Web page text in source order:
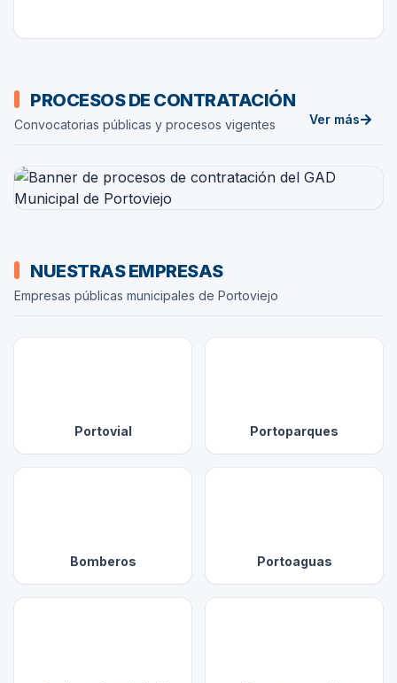
Procesos de contratación
PROCESOS DE CONTRATACIÓN
Convocatorias públicas y procesos vigentes Ver más
de Procesos
Nuestras empresas
NUESTRAS EMPRESAS
Empresas públicas municipales de Portoviejo
Portovial Portoparques
Bomberos Portoaguas